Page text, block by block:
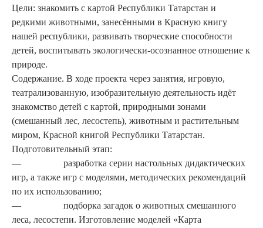
Цели: знакомить с картой Республики Татарстан и
редкими животными, занесёнными в Красную книгу
нашей республики, развивать творческие способности
детей, воспитывать экологически-осознанное отношение к
природе.
Содержание. В ходе проекта через занятия, игровую,
театрализованную, изобразительную де­ятельность идёт
знакомство де­тей с картой, природными зонами
(смешанный лес, лесостепь), животным и растительным
ми­ром, Красной книгой Республики Татарстан.
Подготовительный этап:
— разработка серии настольных дидактических
игр, а также игр с моделями, методических ре­комендаций
по их использова­нию;
— подборка загадок о животных смешанного
леса, лесостепи. Изготовление моделей «Карта